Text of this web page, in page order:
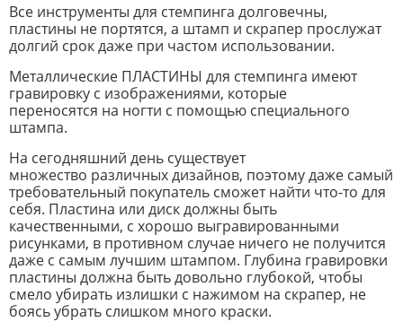
Все инструменты для стемпинга долговечны,
пластины не портятся, а штамп и скрапер прослужат
долгий срок даже при частом использовании.
Металлические ПЛАСТИНЫ для стемпинга имеют
гравировку с изображениями, которые
переносятся на ногти с помощью специального
штампа.
На сегодняшний день существует
множество различных дизайнов, поэтому даже самый
требовательный покупатель сможет найти что-то для
себя. Пластина или диск должны быть
качественными, с хорошо выгравированными
рисунками, в противном случае ничего не получится
даже с самым лучшим штампом. Глубина гравировки
пластины должна быть довольно глубокой, чтобы
смело убирать излишки с нажимом на скрапер, не
боясь убрать слишком много краски.